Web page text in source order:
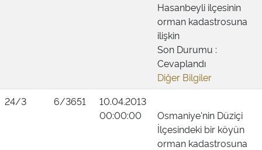
Hasanbeyli ilçesinin
orman kadastrosuna
ilişkin
Son Durumu :
Cevaplandı
Diğer Bilgiler
24/3
6/3651
10.04.2013
00:00:00
Osmaniye'nin Düziçi
İlçesindeki bir köyün
orman kadastrosuna